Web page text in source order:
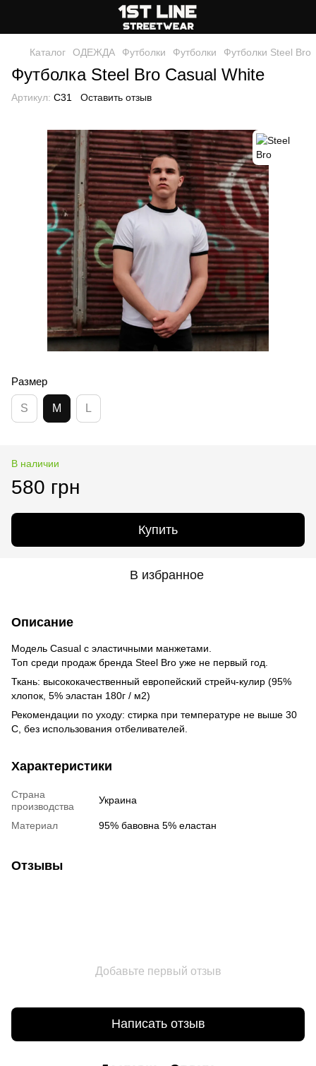
Каталог ОДЕЖДА Футболки Футболки Футболки Steel Bro
Футболка Steel Bro Casual White
Артикул: C31 Оставить отзыв
Размер
S M L
В наличии
580 грн
Купить
В избранное
Описание
Модель Casual с эластичными манжетами.
Топ среди продаж бренда Steel Bro уже не первый год.
Ткань: высококачественный европейский стрейч-кулир (95%
хлопок, 5% эластан 180г / м2)
Рекомендации по уходу: стирка при температуре не выше 30
С, без использования отбеливателей.
Характеристики
Страна
производства
Украина
Материал 95% бавовна 5% еластан
Отзывы
Добавьте первый отзыв
Написать отзыв